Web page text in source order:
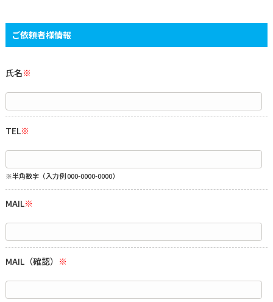
お見舞いメール お問い合わせ
ご依頼者様情報
氏名※
TEL※
※半角数字（入力例 000-0000-0000）
MAIL※
MAIL（確認） ※